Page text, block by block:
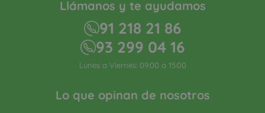
Lo que opinan de nosotros
Llámanos y te ayudamos
91 218 21 86
93 299 04 16
Lunes a Viernes: 09:00 a 15:00